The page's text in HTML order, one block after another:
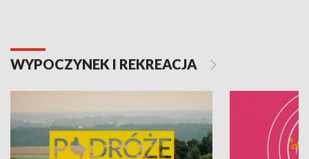
WYPOCZYNEK I REKREACJA